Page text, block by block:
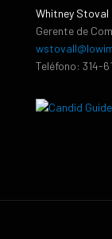
Whitney Stoval
Gerente de
Teléfono: 314-